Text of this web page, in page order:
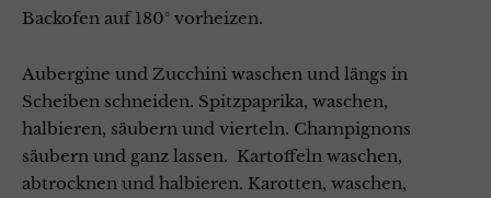
Backofen auf 180° vorheizen.
Aubergine und Zucchini waschen und längs in
Scheiben schneiden. Spitzpaprika, waschen,
halbieren, säubern und vierteln. Champignons
säubern und ganz lassen. Kartoffeln waschen,
abtrocknen und halbieren. Karotten, waschen,